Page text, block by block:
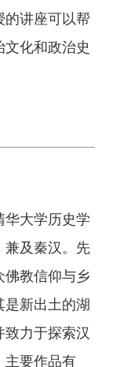
的讲座可以帮
化和政治史
华大学历史学
兼及秦汉。先
佛教信仰与乡
是新出土的湖
力于探索汉
主要作品有